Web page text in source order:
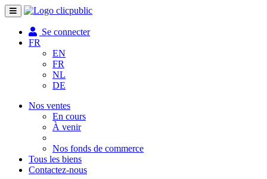
Toggle
navigation
Se connecter
FR
EN
FR
NL
DE
Nos ventes
En cours
À venir
Nos fonds de commerce
Tous les biens
Contactez-nous